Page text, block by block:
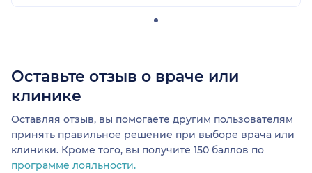
Оставьте отзыв о враче или
клинике
Оставляя отзыв, вы помогаете другим пользователям
принять правильное решение при выборе врача или
клиники. Кроме того, вы получите 150 баллов по
программе лояльности.